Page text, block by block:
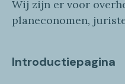
Wij zijn er voor
planeconomen,
Introductiepagina